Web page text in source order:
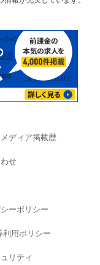
ディア掲載歴
せ
ーポリシー
用ポリシー
リティ